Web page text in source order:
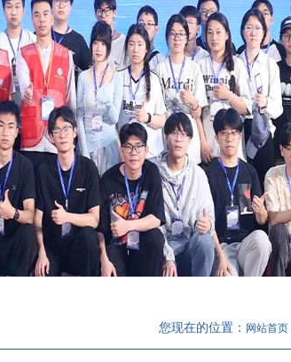
您现在的位置： 网站首页